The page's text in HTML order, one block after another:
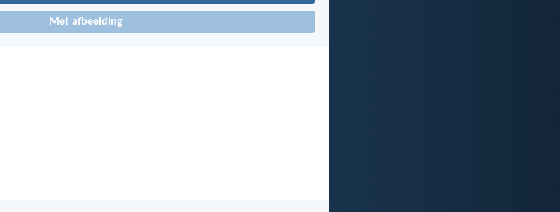
Met afbeelding